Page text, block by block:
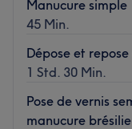
Manucure simple
45 Min.
Dépose et
1 Std. 30 Min.
Pose de vernis
manucure